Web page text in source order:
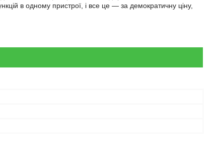
в одному пристрої, і все це — за демократичну ціну,